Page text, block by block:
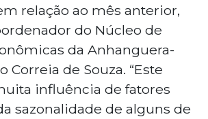
relação ao mês anterior,
do Núcleo de
da Anhanguera-
Correia de Souza. “Este
influência de fatores
sazonalidade de alguns de